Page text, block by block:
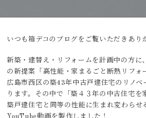
いつも箱デコのブログをご覧いただきあり
新築・建替え・リフォームを計画中の方に
の新提案「高性能・家まるごと断熱リフォ
広島市西区の築43年中古戸建住宅のリノベ
ります。その中で「築４３年の中古住宅を
築戸建住宅と同等の性能に生まれ変わらせ